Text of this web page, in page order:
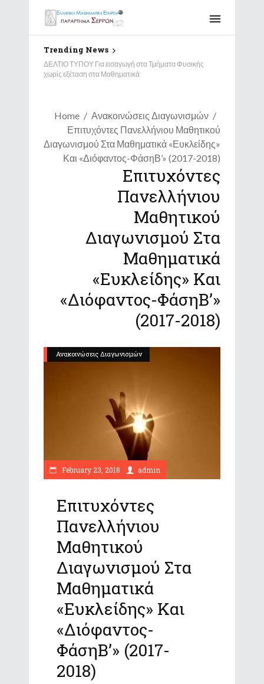
Trending News
ΔΕΛΤΙΟ ΤΥΠΟΥ Για εισαγωγή στα Τμήματα Φυσικής
χωρίς εξέταση στα Μαθηματικά
Home
Ανακοινώσεις Διαγωνισμών
Επιτυχόντες Πανελλήνιου Μαθητικού
Διαγωνισμού Στα Μαθηματικά «Ευκλείδης»
Και «Διόφαντος-ΦάσηΒ’» (2017-2018)
Επιτυχόντες
Πανελλήνιου
Μαθητικού
Διαγωνισμού Στα
Μαθηματικά
«Ευκλείδης» Και
«Διόφαντος-ΦάσηΒ’»
(2017-2018)
Ανακοινώσεις Διαγωνισμών
February 23, 2018 admin
Επιτυχόντες
Πανελλήνιου
Μαθητικού
Διαγωνισμού Στα
Μαθηματικά
«Ευκλείδης» Και
«Διόφαντος-
ΦάσηΒ’» (2017-
2018)